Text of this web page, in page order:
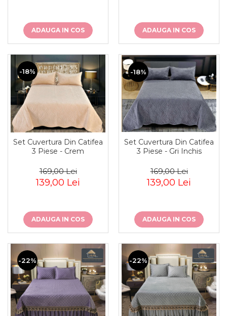
ADAUGA IN COS ADAUGA IN COS
-18%
Set Cuvertura Din Catifea
3 Piese - Crem
169,00 Lei
139,00 Lei
ADAUGA IN COS
-18%
Set Cuvertura Din Catifea
3 Piese - Gri Inchis
169,00 Lei
139,00 Lei
ADAUGA IN COS
-22% -22%